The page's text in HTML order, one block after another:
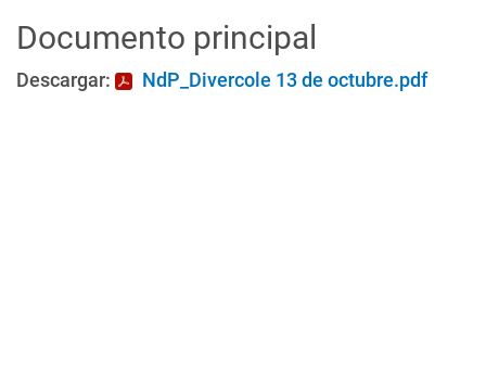
Documento principal
Descargar: NdP_Divercole 13 de octubre.pdf